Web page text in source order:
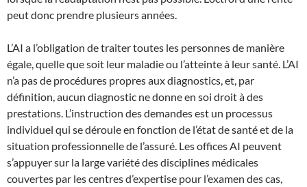
peut donc prendre plusieurs années.
L’AI a l’obligation de traiter toutes les personnes de manière
égale, quelle que soit leur maladie ou l’atteinte à leur santé. L’AI
n’a pas de procédures propres aux diagnostics, et, par
définition, aucun diagnostic ne donne en soi droit à des
prestations. L’instruction des demandes est un processus
individuel qui se déroule en fonction de l’état de santé et de la
situation professionnelle de l’assuré. Les offices AI peuvent
s’appuyer sur la large variété des disciplines médicales
couvertes par les centres d’expertise pour l’examen des cas,